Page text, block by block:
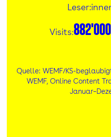
Visits:882'000
Quelle: WEMF/KS-
WEMF, Online Content